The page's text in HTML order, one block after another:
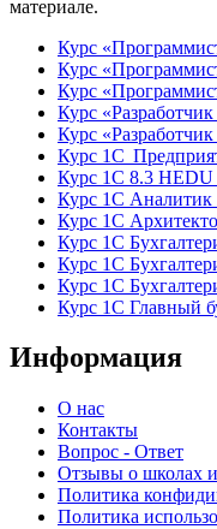
материале.
Курс
Курс
Курс
Курс
Курс
Курс 1С
Курс 1С 8.3 HEDU
Курс 1С
Курс 1С
Курс 1С
Курс 1С
Курс 1С
Курс 1С Главный
Информация
О нас
Контакты
Вопрос - Ответ
Отзывы о школах
Политика
Политика